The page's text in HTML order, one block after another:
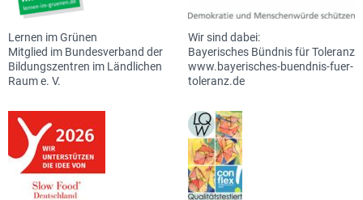
Lernen im Grünen
Mitglied im Bundesverband der
Bildungszentren im Ländlichen
Raum e. V.
Wir sind dabei:
Bayerisches Bündnis für Toleranz
www.bayerisches-buendnis-fuer-
toleranz.de